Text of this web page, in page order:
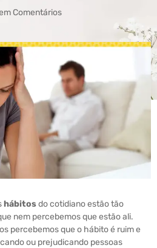
Comentários
hábitosdo cotidiano estão tão
nem percebemos que estão ali.
percebemos que o hábito é ruim e
ou prejudicando pessoas